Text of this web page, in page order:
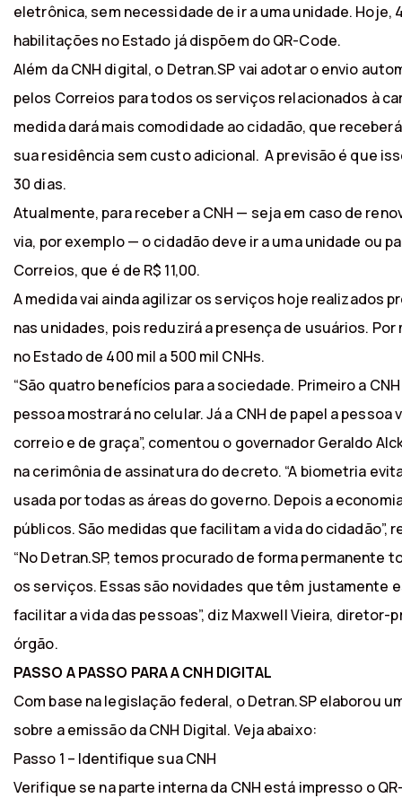
eletrônica, sem necessidade de ir a uma unidade. Hoje,
habilitações no Estado já dispõem do QR-Code.
Além da CNH digital, o Detran.SP vai adotar o envio
pelos Correios para todos os serviços relacionados à
medida dará mais comodidade ao cidadão, que
sua residência sem custo adicional. A previsão é que
30 dias.
Atualmente, para receber a CNH — seja em caso de
via, por exemplo — o cidadão deve ir a uma unidade ou
Correios, que é de R$ 11,00.
A medida vai ainda agilizar os serviços hoje realizados
nas unidades, pois reduzirá a presença de usuários.
no Estado de 400 mil a 500 mil CNHs.
“São quatro benefícios para a sociedade. Primeiro a
pessoa mostrará no celular. Já a CNH de papel a pessoa
correio e de graça”, comentou o governador Geraldo
na cerimônia de assinatura do decreto. “A biometria
usada por todas as áreas do governo. Depois a
públicos. São medidas que facilitam a vida do cidadão”,
“No Detran.SP, temos procurado de forma permanente
os serviços. Essas são novidades que têm justamente
facilitar a vida das pessoas”, diz Maxwell Vieira, diretor-
órgão.
PASSO A PASSO PARA A CNH DIGITAL
Com base na legislação federal, o Detran.SP elaborou
sobre a emissão da CNH Digital. Veja abaixo:
Passo 1 – Identifique sua CNH
Verifique se na parte interna da CNH está impresso o